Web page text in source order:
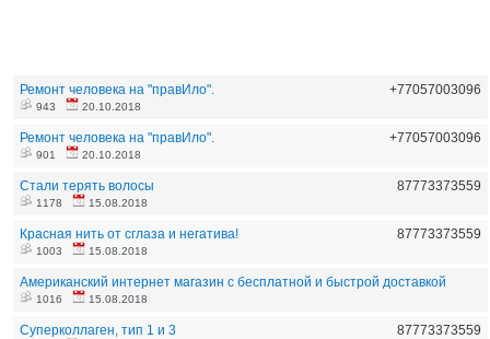
Ремонт человека на "правИло". +77057003096
943 20.10.2018
Ремонт человека на "правИло". +77057003096
901 20.10.2018
Стали терять волосы 87773373559
1178 15.08.2018
Красная нить от сглаза и негатива! 87773373559
1003 15.08.2018
Американский интернет магазин с бесплатной и быстрой доставкой
1016 15.08.2018
Суперколлаген, тип 1 и 3 87773373559